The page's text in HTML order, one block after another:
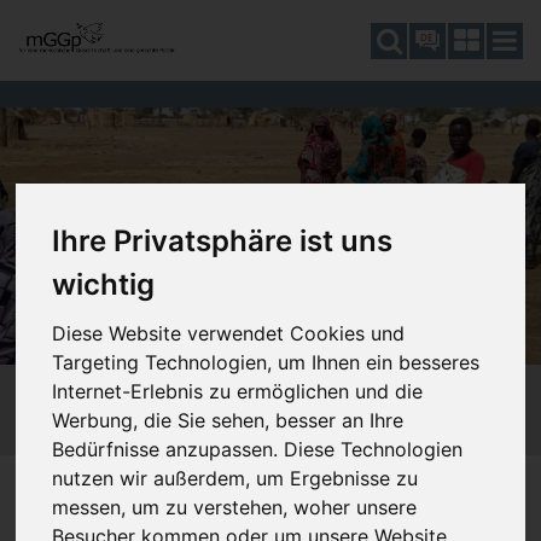
Ihre Privatsphäre ist uns
wichtig
Diese Website verwendet Cookies und
Targeting Technologien, um Ihnen ein besseres
Internet-Erlebnis zu ermöglichen und die
Werbung, die Sie sehen, besser an Ihre
Bedürfnisse anzupassen. Diese Technologien
nutzen wir außerdem, um Ergebnisse zu
messen, um zu verstehen, woher unsere
DE
SIE SIND HIER: DAGEGEN SEIN 510_KRIEG 517_SUDAN